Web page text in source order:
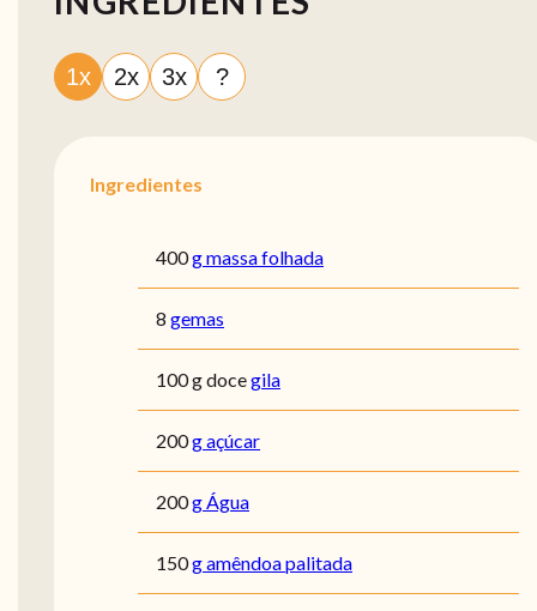
1x 2x 3x ?
Ingredientes
400g massa folhada
8 gemas
100 g docegila
200g açúcar
200g Água
150g amêndoa palitada